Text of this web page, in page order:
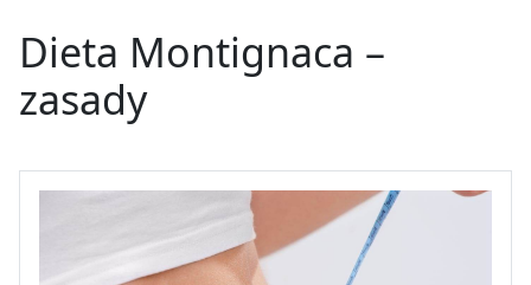
Dieta Montignaca –
zasady